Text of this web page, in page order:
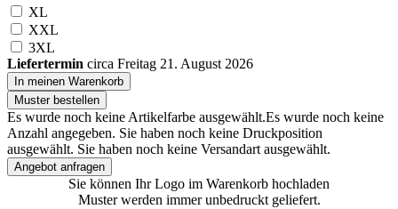
XL
XXL
3XL
Liefertermin circa Freitag 21. August 2026
In meinen Warenkorb
Muster bestellen
Es wurde noch keine Artikelfarbe ausgewählt.Es wurde noch keine
Anzahl angegeben. Sie haben noch keine Druckposition
ausgewählt. Sie haben noch keine Versandart ausgewählt.
Angebot anfragen
Sie können Ihr Logo im Warenkorb hochladen
Muster werden immer unbedruckt geliefert.